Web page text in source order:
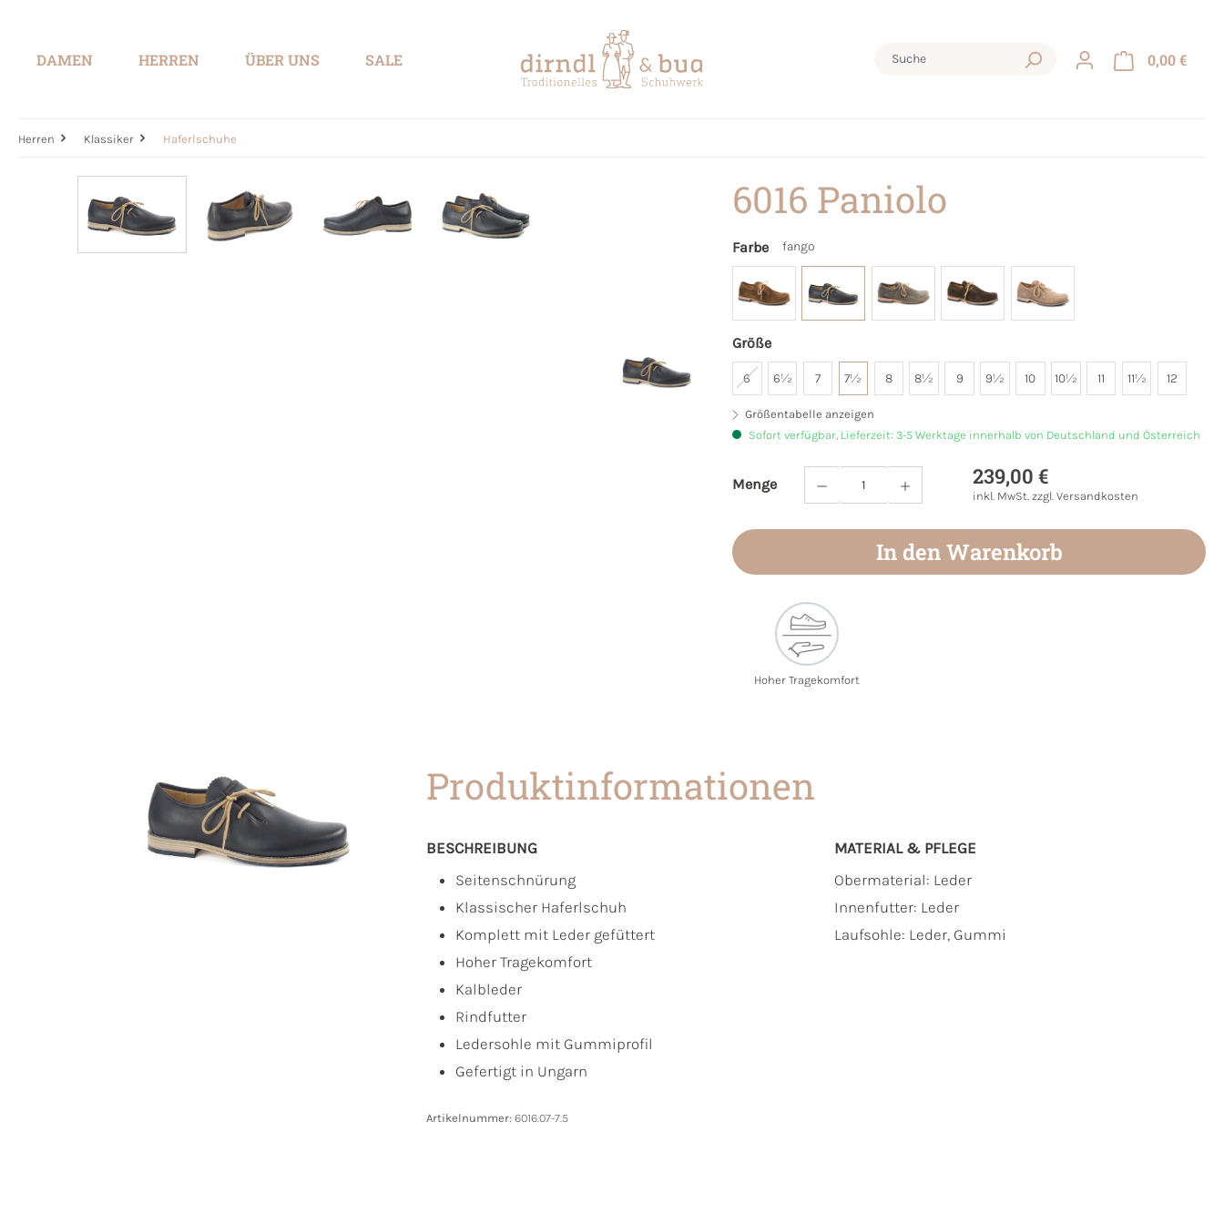
DAMEN HERREN ÜBER UNS SALE 0,00 €
Herren Klassiker Haferlschuhe
6016 Paniolo
Farbe fango
Größe
6 6½ 7 7½ 8 8½ 9 9½ 10 10½ 11 11½ 12
Größentabelle anzeigen
Sofort verfügbar, Lieferzeit: 3-5 Werktage innerhalb von Deutschland und Österreich
Menge
Produkt Anzahl: Gib den gewünschten Wert ein
239,00 €
inkl. MwSt. zzgl. Versandkosten
In den Warenkorb
Hoher Tragekomfort
Produktinformationen
BESCHREIBUNG
Seitenschnürung
Klassischer Haferlschuh
Komplett mit Leder gefüttert
Hoher Tragekomfort
Kalbleder
Rindfutter
Ledersohle mit Gummiprofil
Gefertigt in Ungarn
MATERIAL & PFLEGE
Obermaterial: Leder
Innenfutter: Leder
Laufsohle: Leder, Gummi
Artikelnummer: 6016.07-7.5